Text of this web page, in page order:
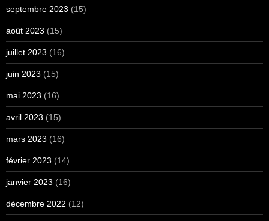
septembre 2023 (15)
août 2023 (15)
juillet 2023 (16)
juin 2023 (15)
mai 2023 (16)
avril 2023 (15)
mars 2023 (16)
février 2023 (14)
janvier 2023 (16)
décembre 2022 (12)